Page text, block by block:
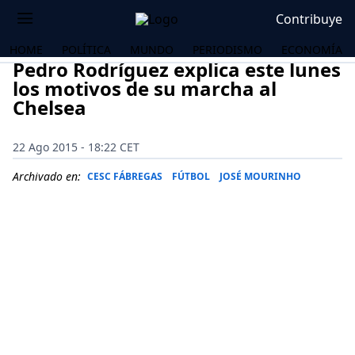
Contribuye
HOME POLÍTICA MUNDO PERIODISMO ECONOMÍA
Pedro Rodríguez explica este lunes
los motivos de su marcha al
Chelsea
22 Ago 2015 - 18:22 CET
Archivado en: CESC FÁBREGAS FÚTBOL JOSÉ MOURINHO